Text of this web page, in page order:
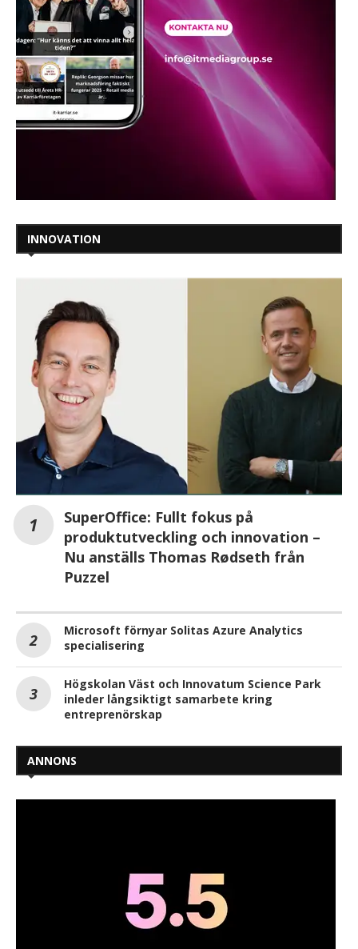
INNOVATION
SuperOffice: Fullt fokus på
produktutveckling och innovation –
Nu anställs Thomas Rødseth från
Puzzel
Microsoft förnyar Solitas Azure Analytics
specialisering
Högskolan Väst och Innovatum Science Park
inleder långsiktigt samarbete kring
entreprenörskap
ANNONS